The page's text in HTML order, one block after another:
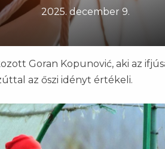
2025. december 9.
Goran Kopunović, aki az
az őszi idényt értékeli.